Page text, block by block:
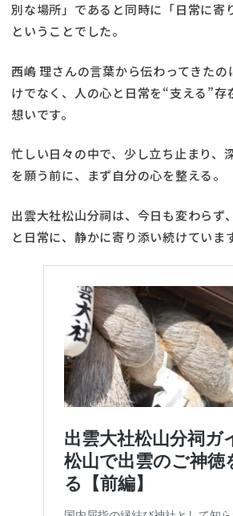
別な場所」であると同時に「日常に寄
ということでした。
西嶋 理さんの言葉から伝わってきたの
けでなく、人の心と日常を“支える”存
想いです。
忙しい日々の中で、少し立ち止まり、
を願う前に、まず自分の心を整える。
出雲大社松山分祠は、今日も変わらず
と日常に、静かに寄り添い続けていま